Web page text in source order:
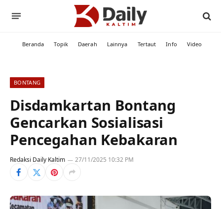
Beranda Topik Daerah Lainnya Tertaut Info Video
BONTANG
Disdamkartan Bontang
Gencarkan Sosialisasi
Pencegahan Kebakaran
Redaksi Daily Kaltim 27/11/2025 10:32 PM